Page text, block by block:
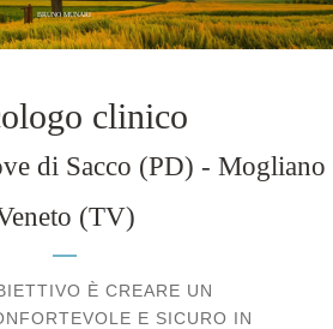
BRUNO MUNARI
clinico
di Sacco (PD) - Mogliano
(TV)
È CREARE UN
E SICURO IN